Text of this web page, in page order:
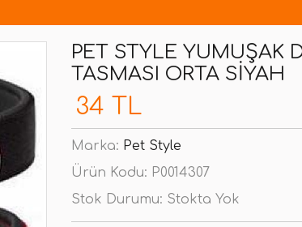
PET STYLE YUMUŞAK
TASMASI ORTA SIYAH
34 TL
Marka: Pet Style
Ürün Kodu: P0014307
Stok Durumu: Stokta Yok